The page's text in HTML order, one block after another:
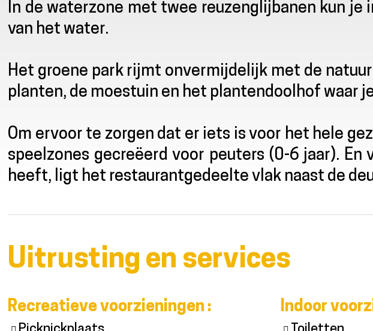
In de waterzone met twee reuzenglijbanen kun je
van het water.
Het groene park rijmt onvermijdelijk met de
planten, de moestuin en het plantendoolhof waar
Om ervoor te zorgen dat er iets is voor het hele
speelzones gecreëerd voor peuters (0-6 jaar). En
heeft, ligt het restaurantgedeelte vlak naast de
Uitrusting en services
Recreatieve voorzieningen : Indoor